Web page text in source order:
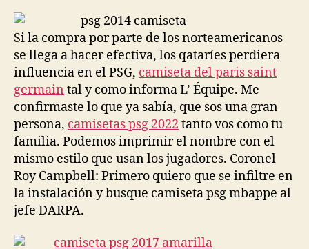
entrada
entrada
Si la compra por parte de los norteamericanos
se llega a hacer efectiva, los qataríes perdiera
influencia en el PSG, camiseta del paris saint
germain tal y como informa L’ Équipe. Me
confirmaste lo que ya sabía, que sos una gran
persona, camisetas psg 2022 tanto vos como tu
familia. Podemos imprimir el nombre con el
mismo estilo que usan los jugadores. Coronel
Roy Campbell: Primero quiero que se infiltre en
la instalación y busque camiseta psg mbappe al
jefe DARPA.